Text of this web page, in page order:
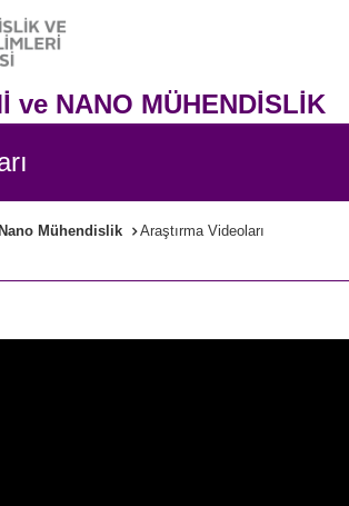
ve NANO MÜHENDİSLİK
Mühendislik Araştırma Videoları